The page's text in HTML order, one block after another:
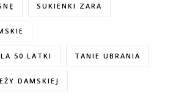
SUKIENKI ZARA
50 LATKI TANIE UBRANIA
DAMSKIEJ